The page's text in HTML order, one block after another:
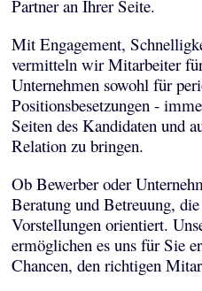
Partner an Ihrer Seite.
Mit Engagement,
vermitteln wir Mitarbeiter
Unternehmen sowohl für
Positionsbesetzungen -
Seiten des Kandidaten und
Relation zu bringen.
Ob Bewerber oder
Beratung und Betreuung,
Vorstellungen orientiert.
ermöglichen es uns für Sie
Chancen, den richtigen